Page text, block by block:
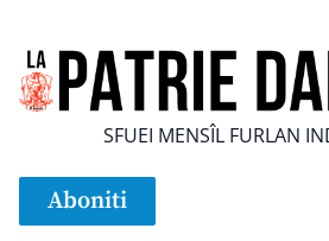
SFUEI MENSÎL FURLAN
Aboniti